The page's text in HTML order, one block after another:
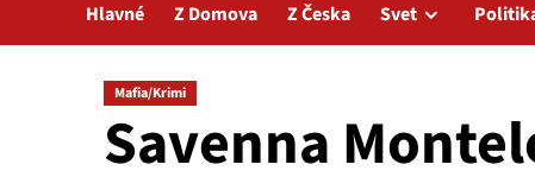
Hlavné Z Domova Z Česka Svet
Mafia/Krimi
Savenna